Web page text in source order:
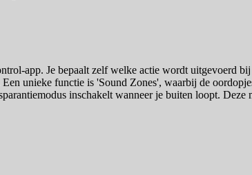
app. Je bepaalt zelf welke actie wordt uitgevoerd
unieke functie is 'Sound Zones', waarbij de
inschakelt wanneer je buiten loopt. Deze